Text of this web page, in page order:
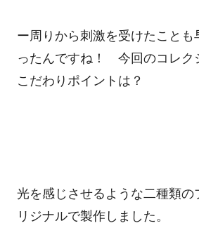
ー周りから刺激を受けたことも
ったんですね！ 今回のコレク
こだわりポイントは？
光を感じさせるような二種類の
リジナルで製作しました。